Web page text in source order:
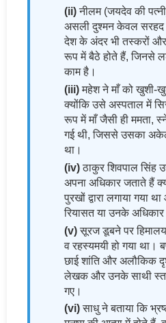
(ii)नीलम (जयदेव की
असली दुश्मन केवल सरहद
देश के अंदर भी तस्करों और
रूप में बैठे होते हैं, जिनसे
काम है।
(iii)महेश ने माँ को खुशी-
क्योंकि उसे अस्पताल में
रूप में माँ जैसी ही ममता,
गई थी, जिससे उसका
था।
(iv)ठाकुर शिवपाल सिंह
अपना अधिकार जताते हैं
पुरखों द्वारा लगाया गया
रियासत या उनके अधिकार
(v)सूरज डूबने पर हिमालय
व रहस्यमयी हो गया था।
छाई शांति और अलौकिक
लेखक और उनके साथी
गए।
(vi)साधु ने बताया कि